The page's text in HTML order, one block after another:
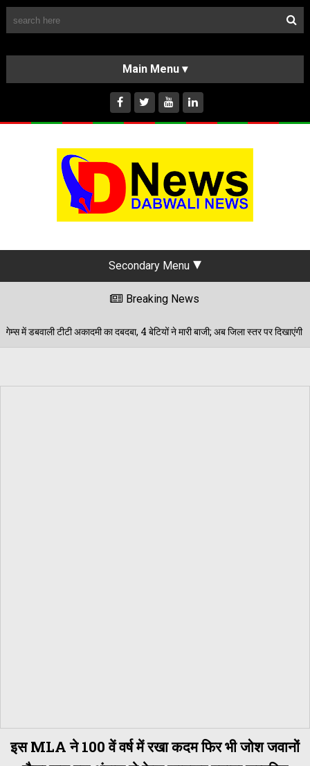
HOME
ABOUT US
INSTAGRAM
Secondary Menu
Breaking News
4 बेटियों ने मारी बाजी; अब जिला स्तर पर दिखाएंगी दम 04/08/
इस MLA ने 100 वें वर्ष में रखा कदम फिर भी जोश जवानों